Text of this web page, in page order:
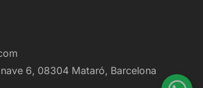
6, 08304 Mataró, Barcelona